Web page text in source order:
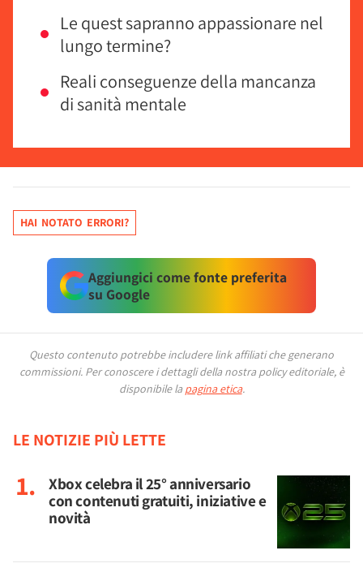
Le quest sapranno appassionare nel
lungo termine?
Reali conseguenze della mancanza
di sanità mentale
HAI NOTATO ERRORI?
Aggiungici come fonte preferita
su Google
Questo contenuto potrebbe includere link affiliati che generano
commissioni. Per conoscere i dettagli della nostra policy editoriale, è
disponibile la pagina etica.
LE NOTIZIE PIÙ LETTE
Xbox celebra il 25° anniversario
con contenuti gratuiti, iniziative e
novità